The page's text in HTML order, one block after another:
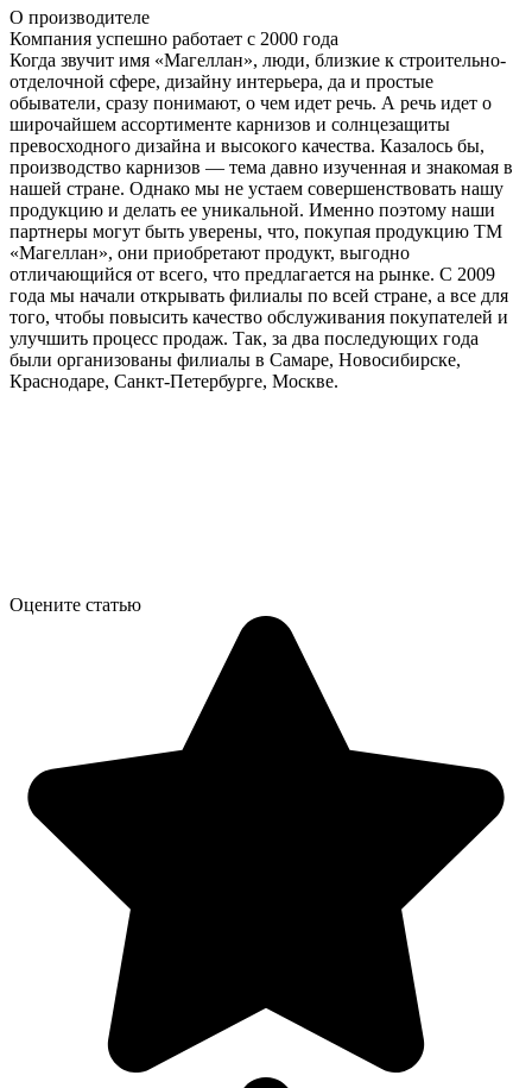
О производителе
Компания успешно работает с 2000 года
Когда звучит имя «Магеллан», люди, близкие к строительно-
отделочной сфере, дизайну интерьера, да и простые
обыватели, сразу понимают, о чем идет речь. А речь идет о
широчайшем ассортименте карнизов и солнцезащиты
превосходного дизайна и высокого качества. Казалось бы,
производство карнизов — тема давно изученная и знакомая в
нашей стране. Однако мы не устаем совершенствовать нашу
продукцию и делать ее уникальной. Именно поэтому наши
партнеры могут быть уверены, что, покупая продукцию ТМ
«Магеллан», они приобретают продукт, выгодно
отличающийся от всего, что предлагается на рынке. С 2009
года мы начали открывать филиалы по всей стране, а все для
того, чтобы повысить качество обслуживания покупателей и
улучшить процесс продаж. Так, за два последующих года
были организованы филиалы в Самаре, Новосибирске,
Краснодаре, Санкт-Петербурге, Москве.
Оцените статью